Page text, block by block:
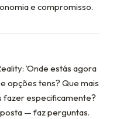
e compromisso.
'Onde estás agora
opções tens? Que mais
fazer especificamente?
— faz perguntas.